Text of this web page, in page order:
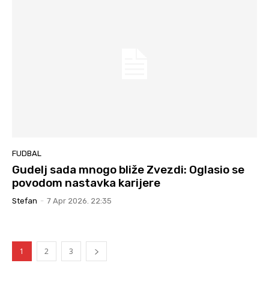
FUDBAL
Gudelj sada mnogo bliže Zvezdi: Oglasio se
povodom nastavka karijere
Stefan - 7 Apr 2026. 22:35
1 2 3